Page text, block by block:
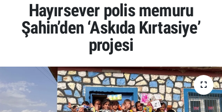
Hayırsever polis memuru
Şahin’den ‘Askıda Kırtasiye’
projesi
Ekonomi
Yerel Haberler
Eğitim
Tüm Manşetler
Son Dakika Haberleri
Haber Arşivi